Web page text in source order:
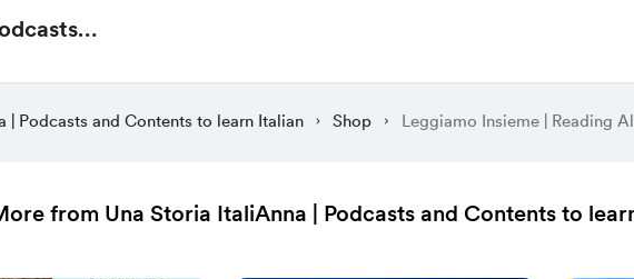
| Podcasts and Contents to learn Italian Shop
from Una Storia ItaliAnna | Podcasts and Contents to